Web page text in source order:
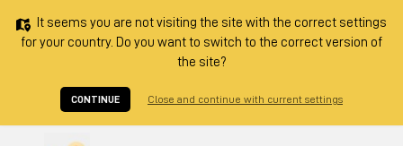
It seems you are not visiting the site with the correct settings
for your country. Do you want to switch to the correct version of
the site?
CONTINUE Close and continue with current settings